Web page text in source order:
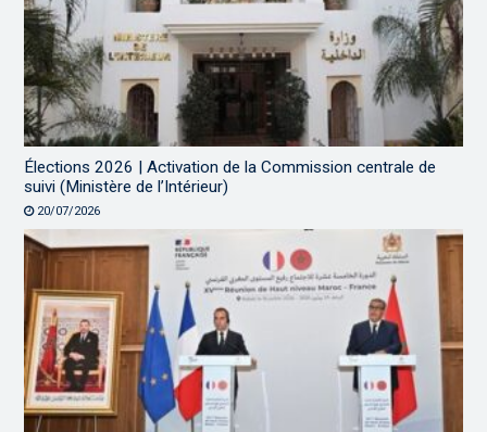
Élections 2026 | Activation de la Commission centrale de
suivi (Ministère de l’Intérieur)
20/07/2026